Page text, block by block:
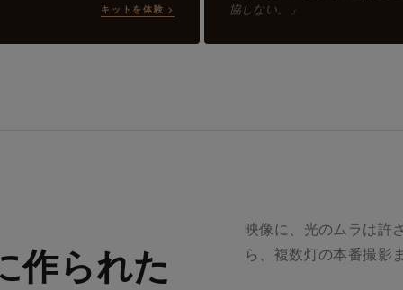
キットを体験 →
協しない。」
作られた
映像に、光のムラは許
ら、複数灯の本番撮影